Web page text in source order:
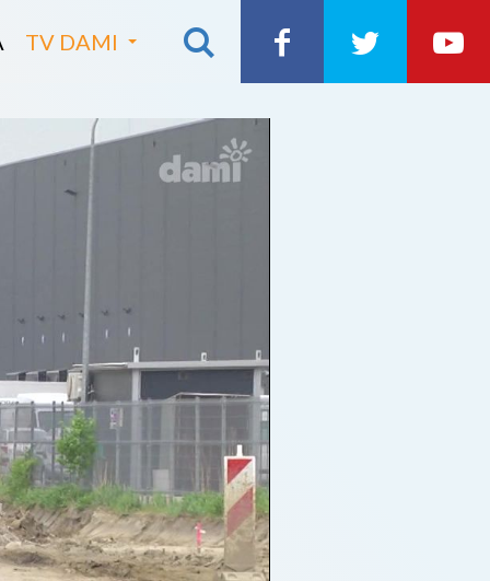
TV DAMI